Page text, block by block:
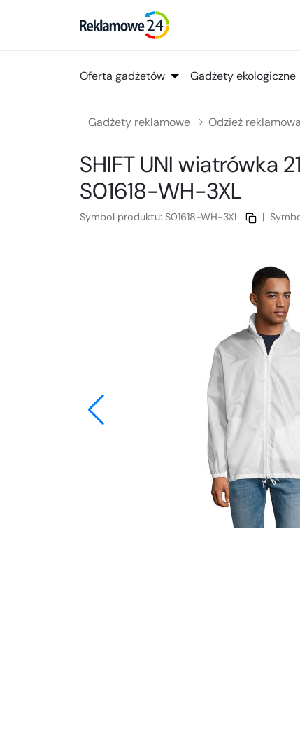
Oferta gadżetów Gadżety ekologiczne
Gadżety reklamowe → Odzież reklamowa
SHIFT UNI wiatrówka
S01618-WH-3XL
Symbol produktu: S01618-WH-3XL |